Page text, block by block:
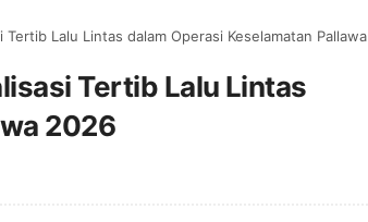
Lalu Lintas dalam Operasi Keselamatan Pallawa 2026
Tertib Lalu Lintas
2026